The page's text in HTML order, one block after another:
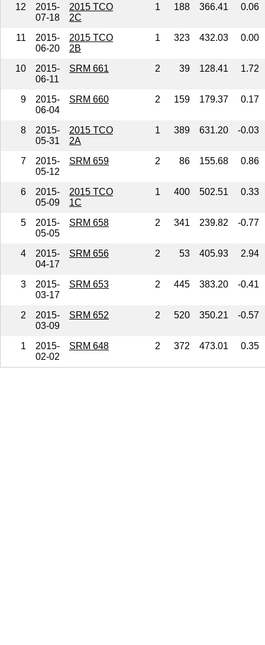
12
2015-
07-18
2015 TCO
2C
1 188 366.41 0.06
11
2015-
06-20
2015 TCO
2B
1 323 432.03 0.00
10
2015-
06-11
SRM 661 2 39 128.41 1.72
9
2015-
06-04
SRM 660 2 159 179.37 0.17
8
2015-
05-31
2015 TCO
2A
1 389 631.20 -0.03
7
2015-
05-12
SRM 659 2 86 155.68 0.86
6
2015-
05-09
2015 TCO
1C
1 400 502.51 0.33
5
2015-
05-05
SRM 658 2 341 239.82 -0.77
4
2015-
04-17
SRM 656 2 53 405.93 2.94
3
2015-
03-17
SRM 653 2 445 383.20 -0.41
2
2015-
03-09
SRM 652 2 520 350.21 -0.57
1
2015-
02-02
SRM 648 2 372 473.01 0.35